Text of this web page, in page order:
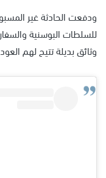
ودفعت الحادثة غير
للسلطات البوسنية
وثائق بديلة تتيح لهم